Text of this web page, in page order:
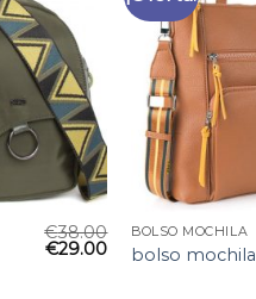
€38.00
€29.00
BOLSO MOCHILA
bolso mochila